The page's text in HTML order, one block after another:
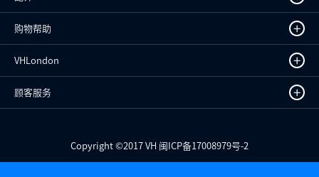
购物帮助 +
VHLondon +
顾客服务 +
Copyright ©2017 VH 闽ICP备17008979号-2